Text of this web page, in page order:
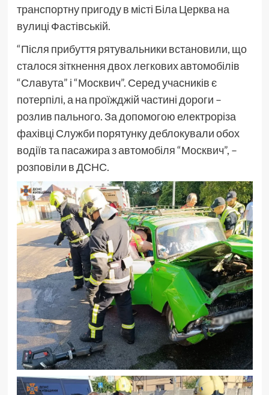
транспортну пригоду в місті Біла Церква на
вулиці Фастівській.
“Після прибуття рятувальники встановили, що
сталося зіткнення двох легкових автомобілів
“Славута” і “Москвич”. Серед учасників є
потерпілі, а на проїжджій частині дороги –
розлив пального. За допомогою електроріза
фахівці Служби порятунку деблокували обох
водіїв та пасажира з автомобіля “Москвич”, –
розповіли в ДСНС.